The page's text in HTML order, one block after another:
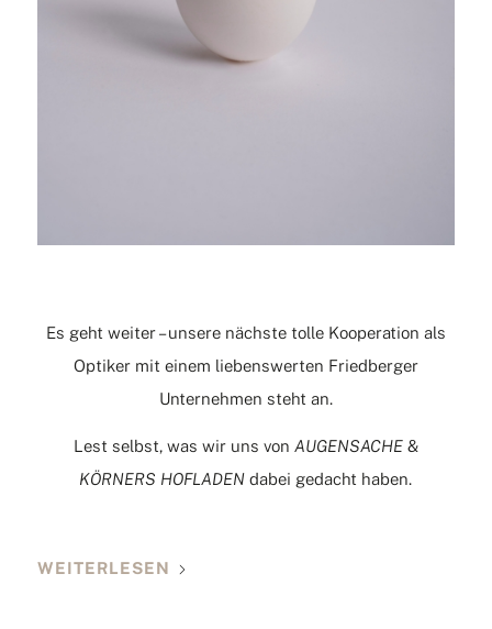
Es geht weiter – unsere nächste tolle Kooperation als
Optiker mit einem liebenswerten Friedberger
Unternehmen steht an.
Lest selbst, was wir uns von AUGENSACHE&
KÖRNERS HOFLADEN dabei gedacht haben.
WEITERLESEN